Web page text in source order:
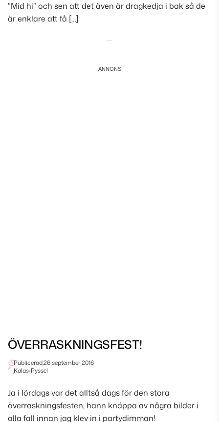
”Mid hi” och sen att det även är dragkedja i bak så de
är enklare att få […]
ÖVERRASKNINGSFEST!
Publicerad,26 september 2016
Kalas•Pyssel
Ja i lördags var det alltså dags för den stora
överraskningsfesten, hann knäppa av några bilder i
alla fall innan jag klev in i partydimman!